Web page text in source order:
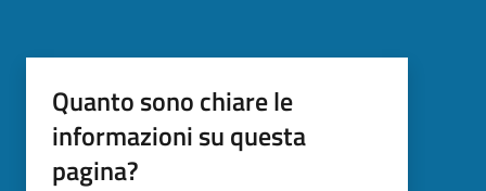
Quanto sono chiare le
informazioni su questa
pagina?